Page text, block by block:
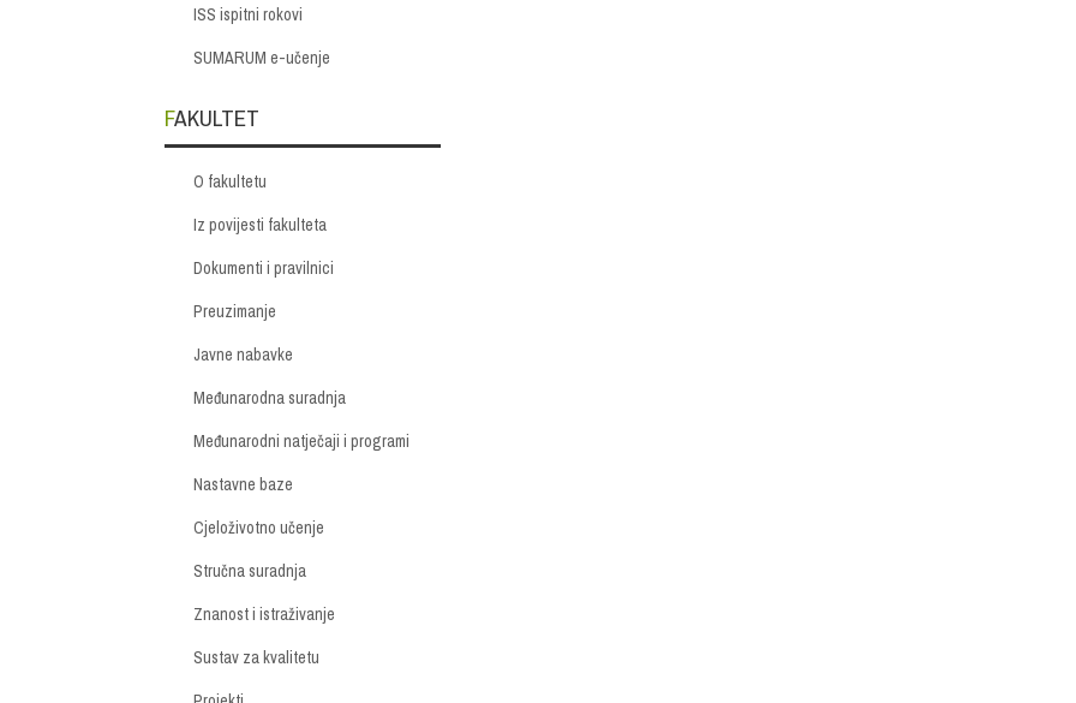
ISS ispitni rokovi
SUMARUM e-učenje
FAKULTET
O fakultetu
Iz povijesti fakulteta
Dokumenti i pravilnici
Preuzimanje
Javne nabavke
Međunarodna suradnja
Međunarodni natječaji i programi
Nastavne baze
Cjeloživotno učenje
Stručna suradnja
Znanost i istraživanje
Sustav za kvalitetu